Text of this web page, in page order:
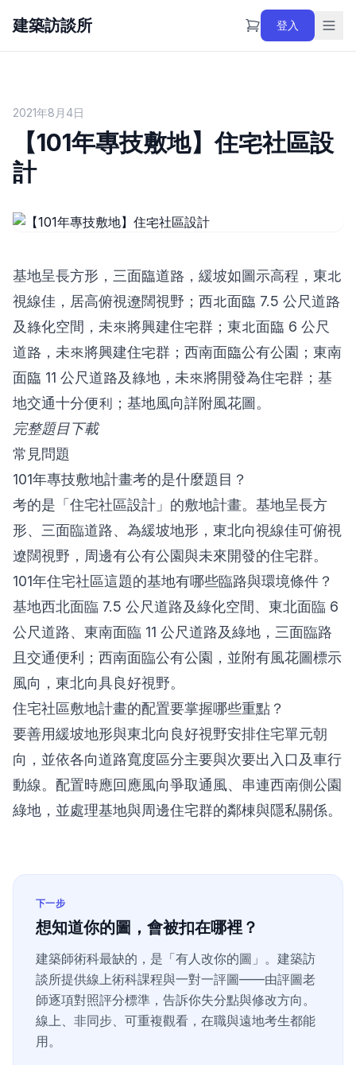
建築訪談所 登入
2021年8月4日
【101年專技敷地】住宅社區設
計
基地呈長方形，三面臨道路，緩坡如圖示高程，東北
視線佳，居高俯視遼闊視野；西北面臨 7.5 公尺道路
及綠化空間，未來將興建住宅群；東北面臨 6 公尺
道路，未來將興建住宅群；西南面臨公有公園；東南
面臨 11 公尺道路及綠地，未來將開發為住宅群；基
地交通十分便利；基地風向詳附風花圖。
完整題目下載
常見問題
101年專技敷地計畫考的是什麼題目？
考的是「住宅社區設計」的敷地計畫。基地呈長方
形、三面臨道路、為緩坡地形，東北向視線佳可俯視
遼闊視野，周邊有公有公園與未來開發的住宅群。
101年住宅社區這題的基地有哪些臨路與環境條件？
基地西北面臨 7.5 公尺道路及綠化空間、東北面臨 6
公尺道路、東南面臨 11 公尺道路及綠地，三面臨路
且交通便利；西南面臨公有公園，並附有風花圖標示
風向，東北向具良好視野。
住宅社區敷地計畫的配置要掌握哪些重點？
要善用緩坡地形與東北向良好視野安排住宅單元朝
向，並依各向道路寬度區分主要與次要出入口及車行
動線。配置時應回應風向爭取通風、串連西南側公園
綠地，並處理基地與周邊住宅群的鄰棟與隱私關係。
下一步
想知道你的圖，會被扣在哪裡？
建築師術科最缺的，是「有人改你的圖」。建築訪
談所提供線上術科課程與一對一評圖——由評圖老
師逐項對照評分標準，告訴你失分點與修改方向。
線上、非同步、可重複觀看，在職與遠地考生都能
用。